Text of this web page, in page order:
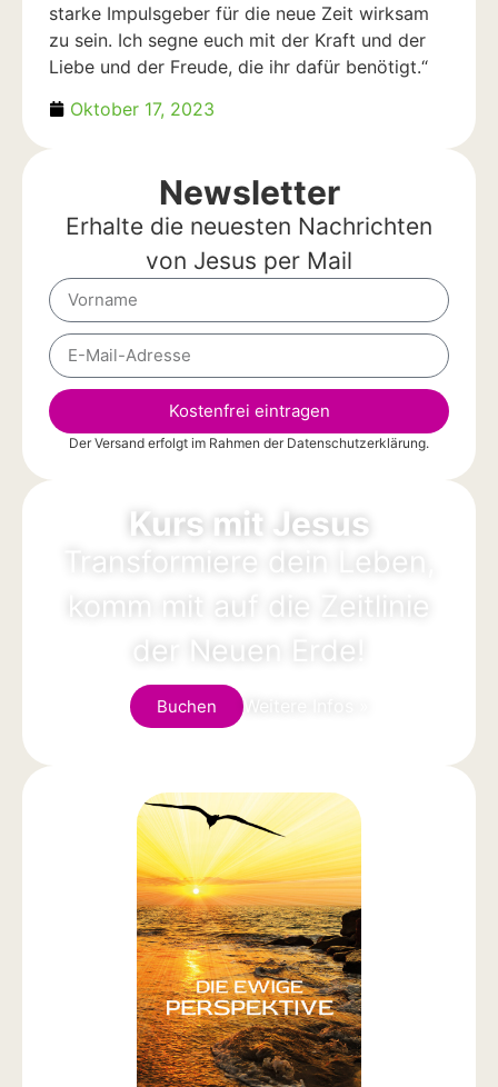
starke Impulsgeber für die neue Zeit wirksam
zu sein. Ich segne euch mit der Kraft und der
Liebe und der Freude, die ihr dafür benötigt.“
Oktober 17, 2023
Newsletter
Erhalte die neuesten Nachrichten
von Jesus per Mail
Kostenfrei eintragen
Alternative:
Der Versand erfolgt im Rahmen der Datenschutzerklärung.
Kurs mit Jesus
Transformiere dein Leben,
komm mit auf die Zeitlinie
der Neuen Erde!
Buchen Weitere Infos »